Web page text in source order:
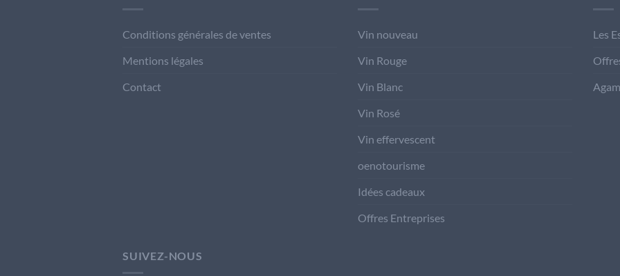
Conditions générales de ventes
Mentions légales
Contact
Vin nouveau
Vin Rouge
Vin Blanc
Vin Rosé
Vin effervescent
oenotourisme
Idées cadeaux
Offres Entreprises
Les
SUIVEZ-NOUS